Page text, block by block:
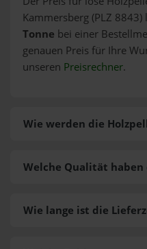
Kammersberg (PLZ
Tonne bei einer
genauen Preis für Ihre
unseren Preisrechner.
Wie werden die
Welche Qualität haben
Wie lange ist die